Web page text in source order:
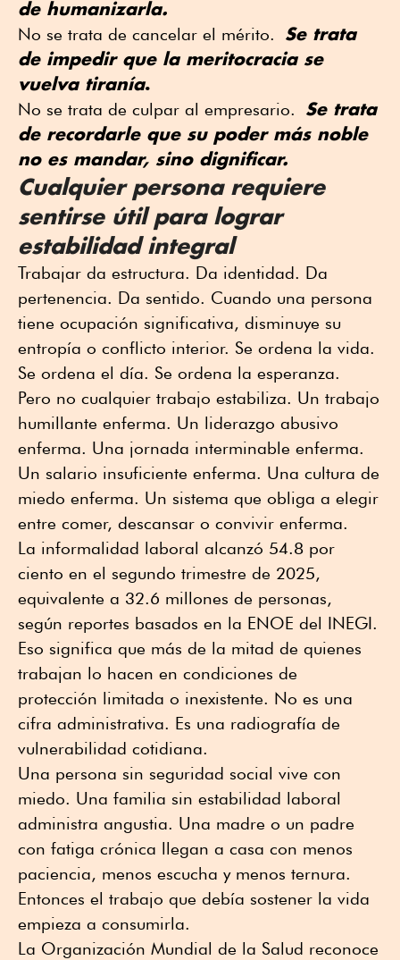
de humanizarla.
No se trata de cancelar el mérito.
Se trata
de impedir que la meritocracia se
vuelva tiranía.
No se trata de culpar al empresario.
Se trata
de recordarle que su poder más noble
no es mandar, sino dignificar.
Cualquier persona requiere
sentirse útil para lograr
estabilidad integral
Trabajar da estructura. Da identidad. Da
pertenencia. Da sentido. Cuando una persona
tiene ocupación significativa, disminuye su
entropía o conflicto interior. Se ordena la vida.
Se ordena el día. Se ordena la esperanza.
Pero no cualquier trabajo estabiliza. Un trabajo
humillante enferma. Un liderazgo abusivo
enferma. Una jornada interminable enferma.
Un salario insuficiente enferma. Una cultura de
miedo enferma. Un sistema que obliga a elegir
entre comer, descansar o convivir enferma.
La informalidad laboral alcanzó 54.8 por
ciento en el segundo trimestre de 2025,
equivalente a 32.6 millones de personas,
según reportes basados en la ENOE del INEGI.
Eso significa que más de la mitad de quienes
trabajan lo hacen en condiciones de
protección limitada o inexistente. No es una
cifra administrativa. Es una radiografía de
vulnerabilidad cotidiana.
Una persona sin seguridad social vive con
miedo. Una familia sin estabilidad laboral
administra angustia. Una madre o un padre
con fatiga crónica llegan a casa con menos
paciencia, menos escucha y menos ternura.
Entonces el trabajo que debía sostener la vida
empieza a consumirla.
La Organización Mundial de la Salud reconoce